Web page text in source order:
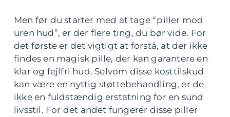
Men før du starter med at tage “piller mod
uren hud”, er der flere ting, du bør vide. For
det første er det vigtigt at forstå, at der ikke
findes en magisk pille, der kan garantere en
klar og fejlfri hud. Selvom disse kosttilskud
kan være en nyttig støttebehandling, er de
ikke en fuldstændig erstatning for en sund
livsstil. For det andet fungerer disse piller